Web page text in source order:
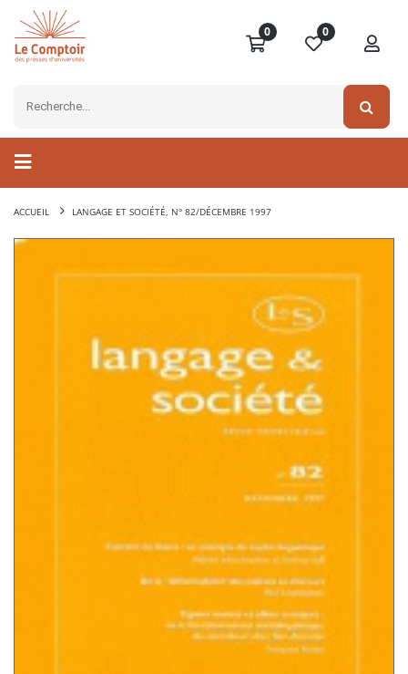
0 0
ACCUEIL LANGAGE ET SOCIÉTÉ, N° 82/DÉCEMBRE 1997